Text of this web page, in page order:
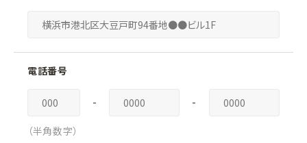
電話番号
- -
（半角数字）